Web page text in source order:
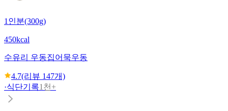
1인분(300g)
450kcal
수유리 우동집어묵우동
4.7(리뷰 147개)
·식단기록1천+